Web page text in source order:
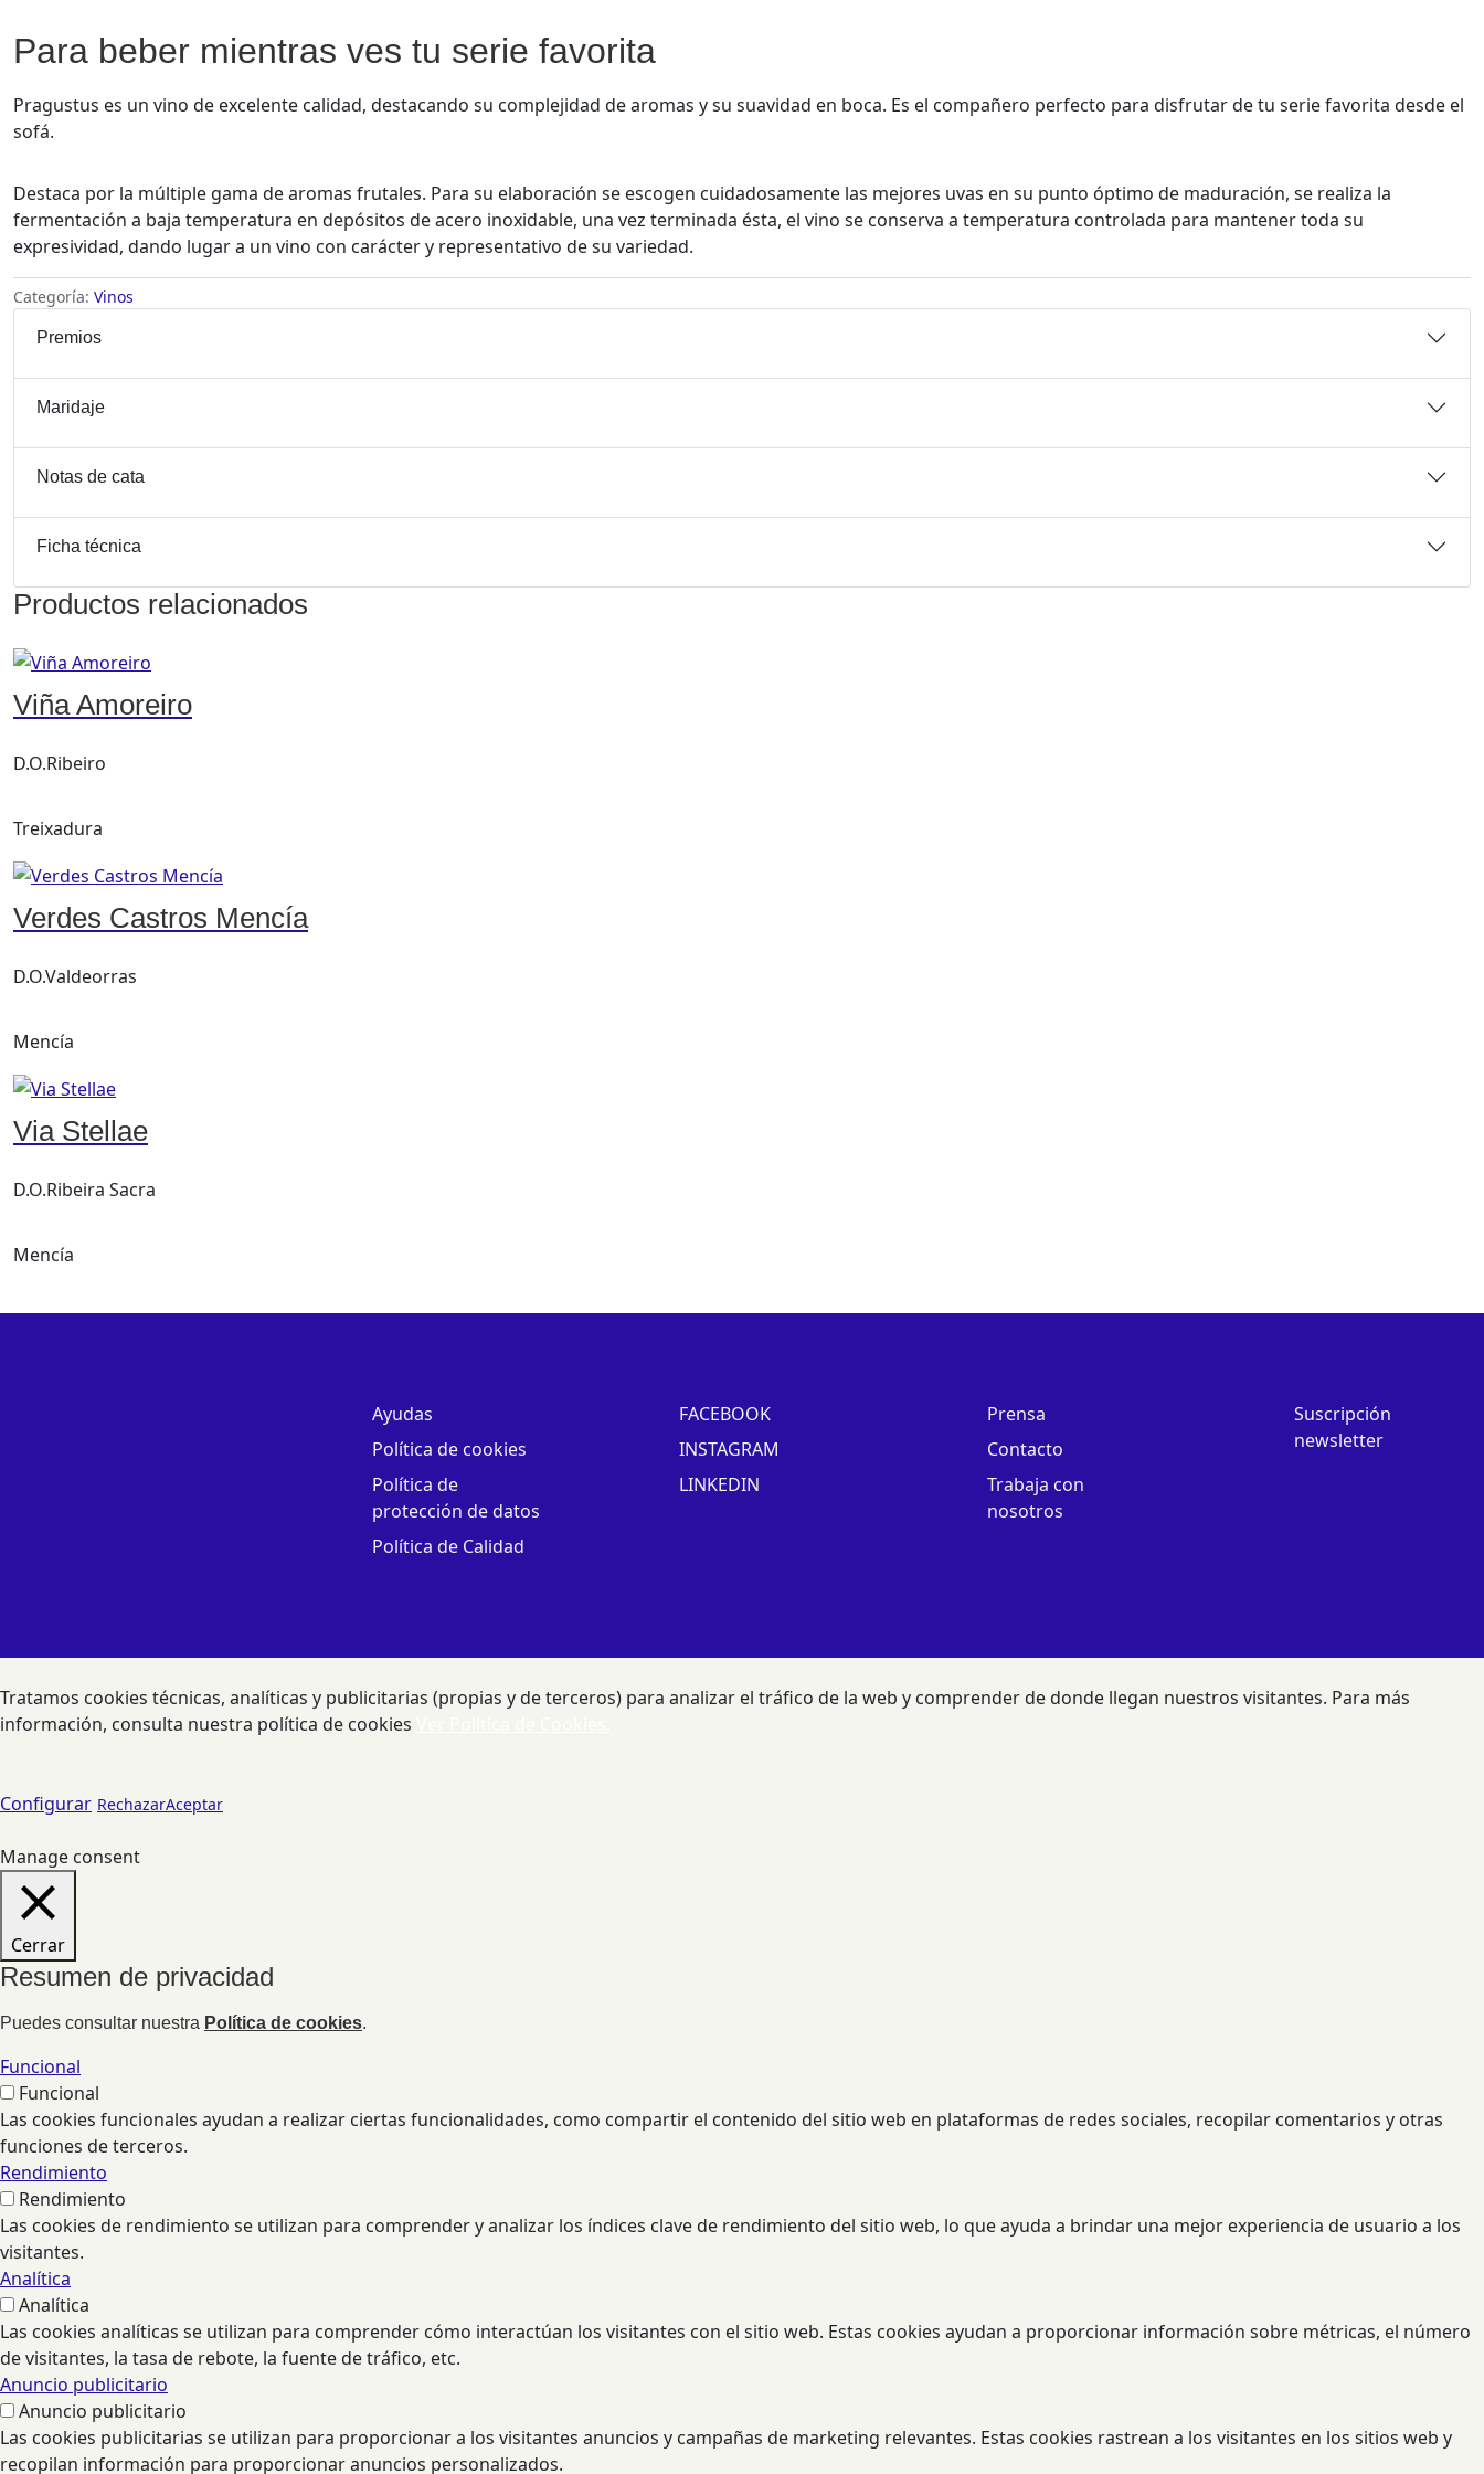
Para beber mientras ves tu serie favorita
Pragustus es un vino de excelente calidad, destacando su complejidad de aromas y su suavidad en boca. Es el compañero perfecto para disfrutar de tu serie favorita desde el
sofá.
Destaca por la múltiple gama de aromas frutales. Para su elaboración se escogen cuidadosamente las mejores uvas en su punto óptimo de maduración, se realiza la
fermentación a baja temperatura en depósitos de acero inoxidable, una vez terminada ésta, el vino se conserva a temperatura controlada para mantener toda su
expresividad, dando lugar a un vino con carácter y representativo de su variedad.
Categoría: Vinos
Premios
Maridaje
Notas de cata
Ficha técnica
Productos relacionados
Viña Amoreiro
D.O.Ribeiro
Treixadura
Verdes Castros Mencía
D.O.Valdeorras
Mencía
Via Stellae
D.O.Ribeira Sacra
Mencía
Ayudas
Política de cookies
Política de
protección de datos
Política de Calidad
FACEBOOK
INSTAGRAM
LINKEDIN
Prensa
Contacto
Trabaja con
nosotros
Suscripción
newsletter
Tratamos cookies técnicas, analíticas y publicitarias (propias y de terceros) para analizar el tráfico de la web y comprender de donde llegan nuestros visitantes. Para más
información, consulta nuestra política de cookies
Configurar RechazarAceptar
Manage consent
Cerrar
Resumen de privacidad
Puedes consultar nuestra Política de cookies.
Funcional
Funcional
Las cookies funcionales ayudan a realizar ciertas funcionalidades, como compartir el contenido del sitio web en plataformas de redes sociales, recopilar comentarios y otras
funciones de terceros.
Rendimiento
Rendimiento
Las cookies de rendimiento se utilizan para comprender y analizar los índices clave de rendimiento del sitio web, lo que ayuda a brindar una mejor experiencia de usuario a los
visitantes.
Analítica
Analítica
Las cookies analíticas se utilizan para comprender cómo interactúan los visitantes con el sitio web. Estas cookies ayudan a proporcionar información sobre métricas, el número
de visitantes, la tasa de rebote, la fuente de tráfico, etc.
Anuncio publicitario
Anuncio publicitario
Las cookies publicitarias se utilizan para proporcionar a los visitantes anuncios y campañas de marketing relevantes. Estas cookies rastrean a los visitantes en los sitios web y
recopilan información para proporcionar anuncios personalizados.